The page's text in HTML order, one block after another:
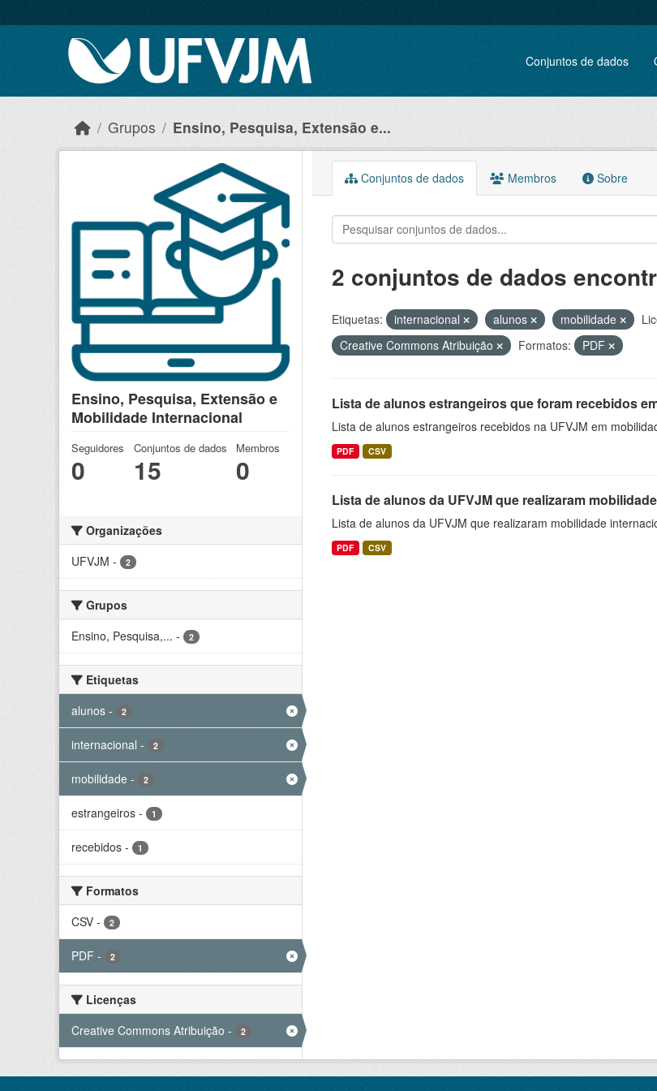
Conjuntos de dados
Grupos Ensino, Pesquisa, Extensão e...
Ensino, Pesquisa, Extensão e
Mobilidade Internacional
Seguidores
0
Conjuntos de dados
15
Membros
0
Organizações
UFVJM - 2
Grupos
Ensino, Pesquisa,... - 2
Etiquetas
alunos - 2
internacional - 2
mobilidade - 2
estrangeiros - 1
recebidos - 1
Formatos
CSV - 2
PDF - 2
Licenças
Creative Commons Atribuição - 2
Conjuntos de dados Membros Sobre
2 conjuntos de dados
Etiquetas: internacional alunos mobilidade
Creative Commons Atribuição
Formatos: PDF
Lista de alunos estrangeiros que foram recebidos
Lista de alunos estrangeiros recebidos na UFVJM em
PDF CSV
Lista de alunos da UFVJM que realizaram
Lista de alunos da UFVJM que realizaram mobilidade
PDF CSV